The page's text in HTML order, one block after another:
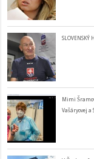
SLOVENSKÝ
Mimi
Vašáryovej a